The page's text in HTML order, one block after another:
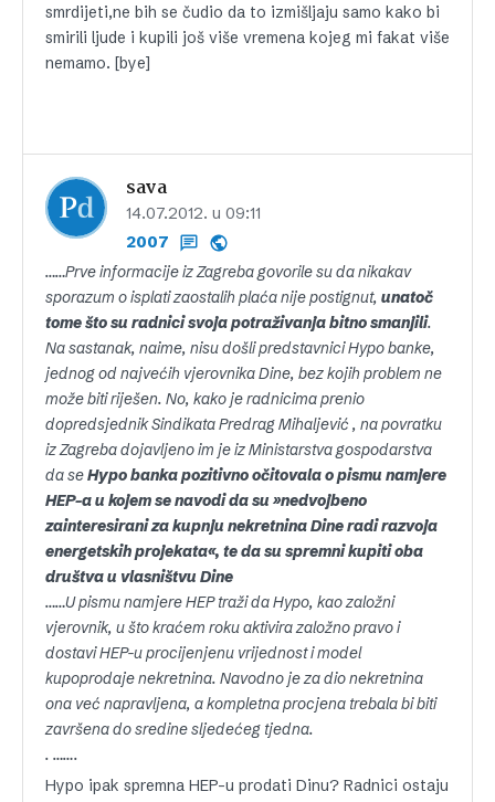
smrdijeti,ne bih se čudio da to izmišljaju samo kako bi
smirili ljude i kupili još više vremena kojeg mi fakat više
nemamo. [bye]
sava
14.07.2012. u 09:11
2007
……Prve informacije iz Zagreba govorile su da nikakav
sporazum o isplati zaostalih plaća nije postignut, unatoč
tome što su radnici svoja potraživanja bitno smanjili.
Na sastanak, naime, nisu došli predstavnici Hypo banke,
jednog od najvećih vjerovnika Dine, bez kojih problem ne
može biti riješen. No, kako je radnicima prenio
dopredsjednik Sindikata Predrag Mihaljević , na povratku
iz Zagreba dojavljeno im je iz Ministarstva gospodarstva
da seHypo banka pozitivno očitovala o pismu namjere
HEP-a u kojem se navodi da su »nedvojbeno
zainteresirani za kupnju nekretnina Dine radi razvoja
energetskih projekata«, te da su spremni kupiti oba
društva u vlasništvu Dine
……U pismu namjere HEP traži da Hypo, kao založni
vjerovnik, u što kraćem roku aktivira založno pravo i
dostavi HEP-u procijenjenu vrijednost i model
kupoprodaje nekretnina. Navodno je za dio nekretnina
ona već napravljena, a kompletna procjena trebala bi biti
završena do sredine sljedećeg tjedna.
. …….
Hypo ipak spremna HEP-u prodati Dinu? Radnici ostaju